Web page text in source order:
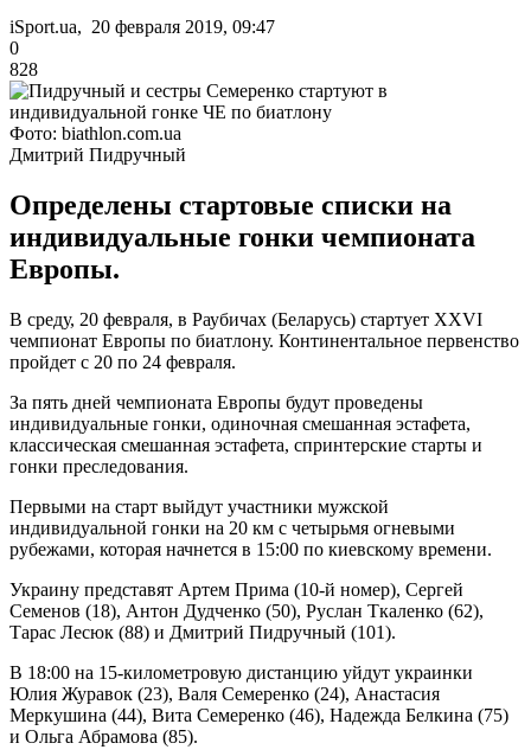
iSport.ua, 20 февраля 2019, 09:47
0
828
Фото: biathlon.com.ua
Дмитрий Пидручный
Определены стартовые списки на
индивидуальные гонки чемпионата
Европы.
В среду, 20 февраля, в Раубичах (Беларусь) стартует XXVI
чемпионат Европы по биатлону. Континентальное первенство
пройдет с 20 по 24 февраля.
За пять дней чемпионата Европы будут проведены
индивидуальные гонки, одиночная смешанная эстафета,
классическая смешанная эстафета, спринтерские старты и
гонки преследования.
Первыми на старт выйдут участники мужской
индивидуальной гонки на 20 км с четырьмя огневыми
рубежами, которая начнется в 15:00 по киевскому времени.
Украину представят Артем Прима (10-й номер), Сергей
Семенов (18), Антон Дудченко (50), Руслан Ткаленко (62),
Тарас Лесюк (88) и Дмитрий Пидручный (101).
В 18:00 на 15-километровую дистанцию уйдут украинки
Юлия Журавок (23), Валя Семеренко (24), Анастасия
Меркушина (44), Вита Семеренко (46), Надежда Белкина (75)
и Ольга Абрамова (85).